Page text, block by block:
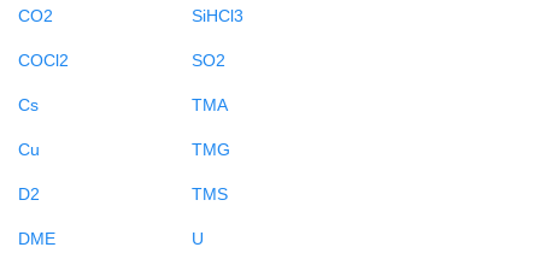
CO2
COCl2
Cs
Cu
D2
DME
SiHCl3
SO2
TMA
TMG
TMS
U